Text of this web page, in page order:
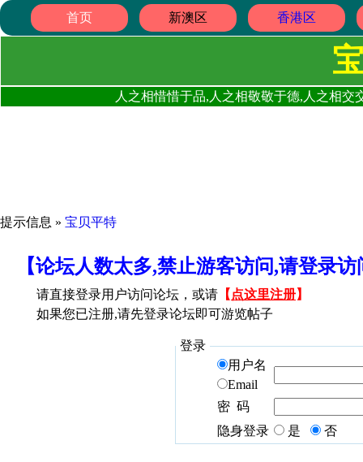
首页 新澳区 香港区
人之相惜惜于品,人之相敬敬于德,人之相
提示信息 » 宝贝平特
【论坛人数太多,禁止游客访问,请登录
请直接登录用户访问论坛，或请 【 点这里注册】
如果您已注册,请先登录论坛即可游览帖子
登录
用户名
Email
密 码
隐身登录
是 否